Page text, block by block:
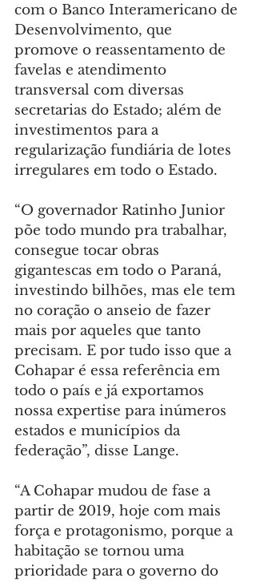
com o Banco Interamericano de
Desenvolvimento, que
promove o reassentamento de
favelas e atendimento
transversal com diversas
secretarias do Estado; além de
investimentos para a
regularização fundiária de lotes
irregulares em todo o Estado.
“O governador Ratinho Junior
põe todo mundo pra trabalhar,
consegue tocar obras
gigantescas em todo o Paraná,
investindo bilhões, mas ele tem
no coração o anseio de fazer
mais por aqueles que tanto
precisam. E por tudo isso que a
Cohapar é essa referência em
todo o país e já exportamos
nossa expertise para inúmeros
estados e municípios da
federação”, disse Lange.
“A Cohapar mudou de fase a
partir de 2019, hoje com mais
força e protagonismo, porque a
habitação se tornou uma
prioridade para o governo do